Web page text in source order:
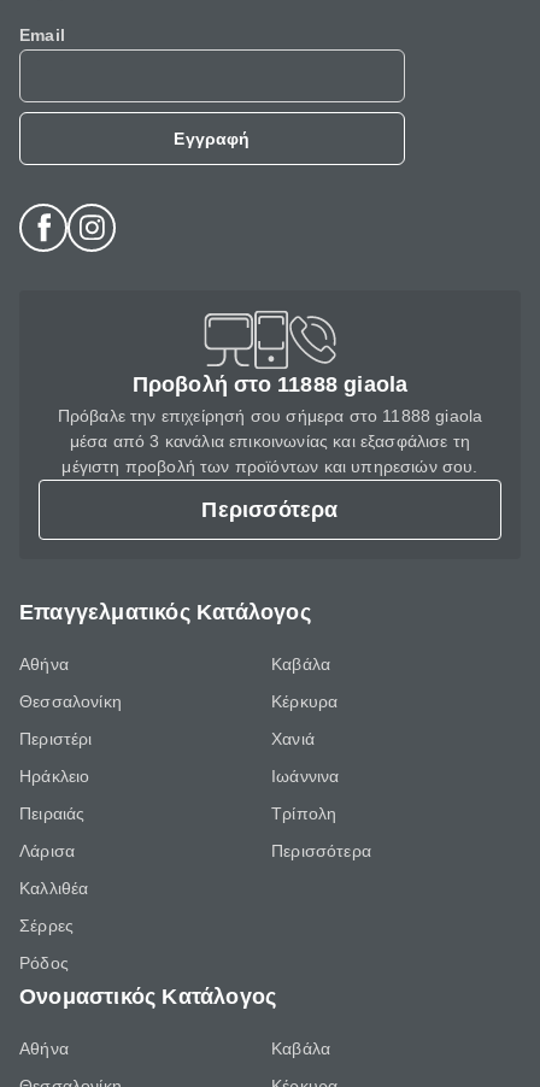
Email
Εγγραφή
Προβολή στο 11888 giaola
Πρόβαλε την επιχείρησή σου σήμερα στο 11888 giaola
μέσα από 3 κανάλια επικοινωνίας και εξασφάλισε τη
μέγιστη προβολή των προϊόντων και υπηρεσιών σου.
Περισσότερα
Επαγγελματικός Κατάλογος
Αθήνα
Θεσσαλονίκη
Περιστέρι
Ηράκλειο
Πειραιάς
Λάρισα
Καλλιθέα
Σέρρες
Ρόδος
Καβάλα
Κέρκυρα
Χανιά
Ιωάννινα
Τρίπολη
Περισσότερα
Ονομαστικός Κατάλογος
Αθήνα
Καβάλα